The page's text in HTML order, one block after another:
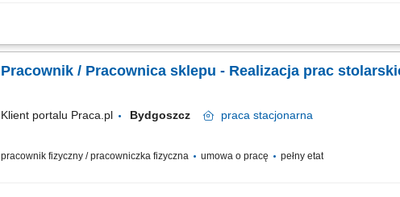
Profesjonalna obróbka materiałów drzewnych, w tym precyzyjne docinanie płyt oraz
Pracownik / Pracownica sklepu - Realizacja prac
Klient portalu Praca.pl Bydgoszcz praca stacjonarna
pracownik fizyczny / pracowniczka fizyczna umowa o pracę pełny etat